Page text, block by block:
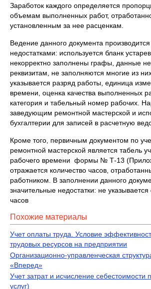
Заработок каждого определяется
объемам выполненных работ,
установленным за нее расценкам.
Ведение данного документа
недостатками: используется бланк
некорректно заполнены графы, данные не
реквизитам, не заполняются многие из
указывается разряд работы, единица
времени, оценка качества выполненных
категория и табельный номер рабочих.
заведующим ремонтной мастерской и
бухгалтерии для записей в расчетную
Кроме того, первичным документом по
ремонтной мастерской является табель
рабочего времени формы № Т-13
отражается количество часов,
работником. В заполнении данного
значительные недостатки: не
часов
Похожие материалы
Учет оплаты труда. Условие
трудовых ресурсов на предприятии
Организационно-управленческая
«Вперед»
Учет затрат и исчисление себестоимости
услуг)